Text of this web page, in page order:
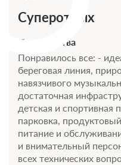
Суперотдых
Достоинства
Понравилось все: -
береговая линия,
навязчивого
достаточная
детская и спортивная
парковка,
питание и
и внимательный
всех технических